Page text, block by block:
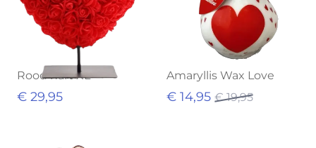
Rood hart XL
€ 29,95
Amaryllis Wax Love
€ 14,95 € 19,95